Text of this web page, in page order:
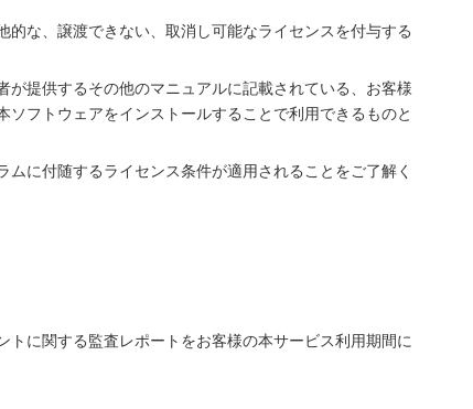
な、譲渡できない、取消し可能なライセンスを付与する
提供するその他のマニュアルに記載されている、お客様
フトウェアをインストールすることで利用できるものと
に付随するライセンス条件が適用されることをご了解く
に関する監査レポートをお客様の本サービス利用期間に